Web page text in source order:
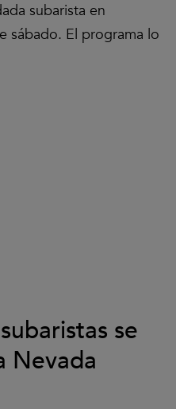
subarista en
sábado. El programa lo
se
Nevada